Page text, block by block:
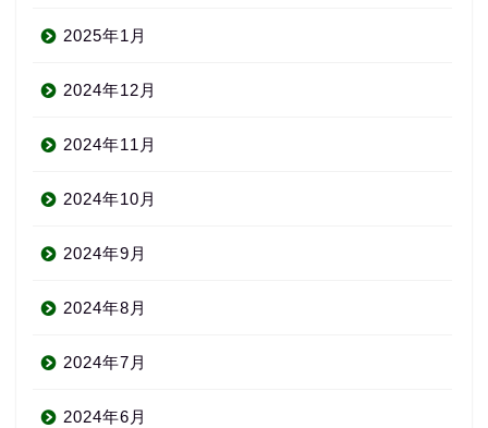
2025年1月
2024年12月
2024年11月
2024年10月
2024年9月
2024年8月
2024年7月
2024年6月